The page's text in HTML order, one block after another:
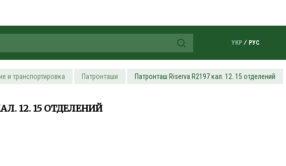
УКР РУС
и транспортировка Патронташи Патронташ Riserva R2197 кал. 12. 15 отделений
12. 15 ОТДЕЛЕНИЙ